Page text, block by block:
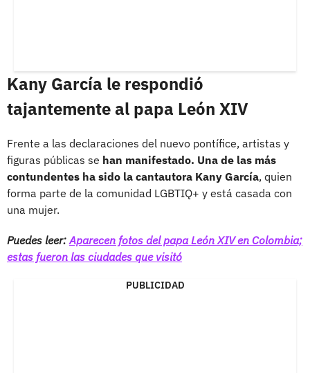
Kany García le respondió
tajantemente al papa León XIV
Frente a las declaraciones del nuevo pontífice, artistas y
figuras públicas se han manifestado. Una de las más
contundentes ha sido la cantautora Kany García, quien
forma parte de la comunidad LGBTIQ+ y está casada con
una mujer.
Puedes leer: Aparecen fotos del papa León XIV en Colombia;
estas fueron las ciudades que visitó
PUBLICIDAD